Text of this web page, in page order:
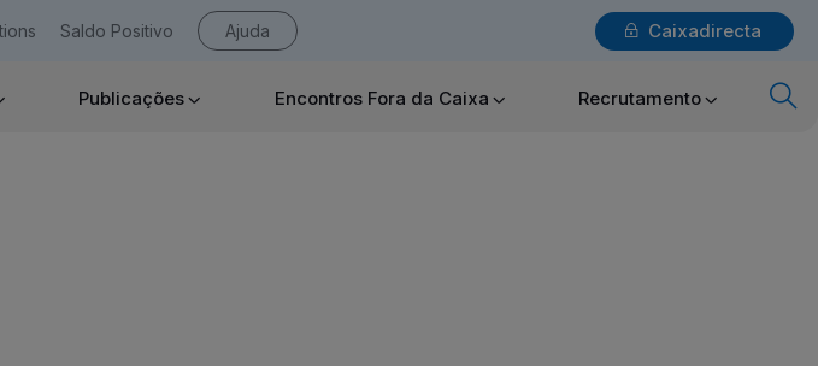
Saldo Positivo Ajuda Caixadirecta
Login
x
Publicações Encontros Fora da Caixa Recrutamento